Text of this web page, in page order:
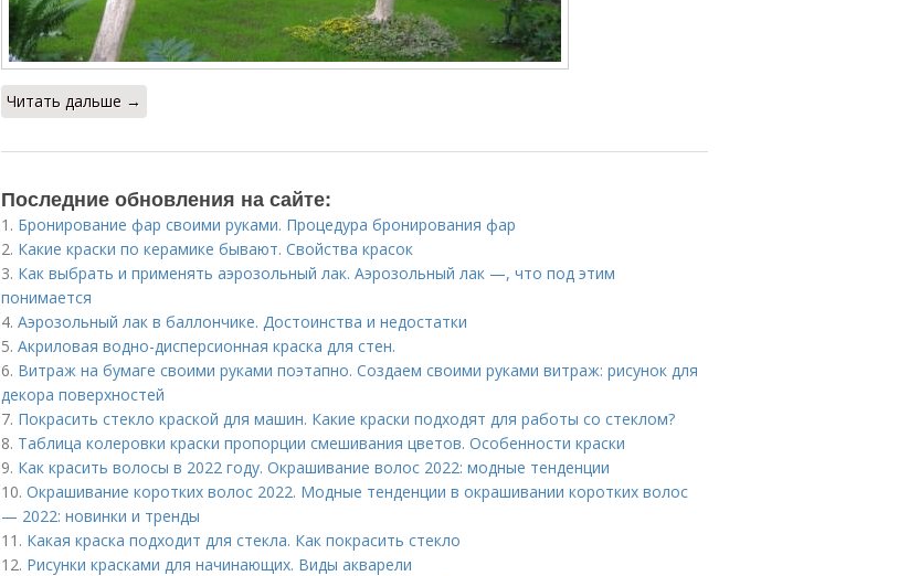
Читать дальше →
Последние обновления на сайте:
1. Бронирование фар своими руками. Процедура бронирования фар
2. Какие краски по керамике бывают. Свойства красок
3. Как выбрать и применять аэрозольный лак. Аэрозольный лак —, что под этим
понимается
4. Аэрозольный лак в баллончике. Достоинства и недостатки
5. Акриловая водно-дисперсионная краска для стен.
6. Витраж на бумаге своими руками поэтапно. Создаем своими руками витраж: рисунок для
декора поверхностей
7. Покрасить стекло краской для машин. Какие краски подходят для работы со стеклом?
8. Таблица колеровки краски пропорции смешивания цветов. Особенности краски
9. Как красить волосы в 2022 году. Окрашивание волос 2022: модные тенденции
10. Окрашивание коротких волос 2022. Модные тенденции в окрашивании коротких волос
— 2022: новинки и тренды
11. Какая краска подходит для стекла. Как покрасить стекло
12. Рисунки красками для начинающих. Виды акварели